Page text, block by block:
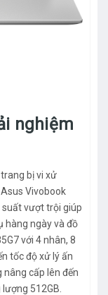
nghiệm
bị vi xử
Vivobook
suất vượt trội giúp
hàng ngày và đồ
với 4 nhân, 8
tốc độ xử lý ấn
nâng cấp lên đến
512GB.